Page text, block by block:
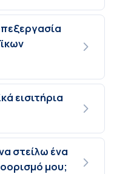
εισιτήρια
στείλω ένα
μου;